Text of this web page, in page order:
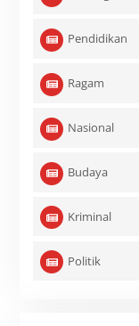
Pendidikan
Ragam
Nasional
Budaya
Kriminal
Politik